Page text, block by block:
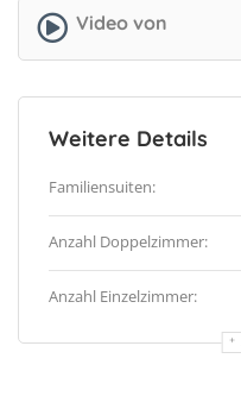
Video von
Weitere Details
Familiensuiten:
Anzahl Doppelzimmer:
Anzahl Einzelzimmer: